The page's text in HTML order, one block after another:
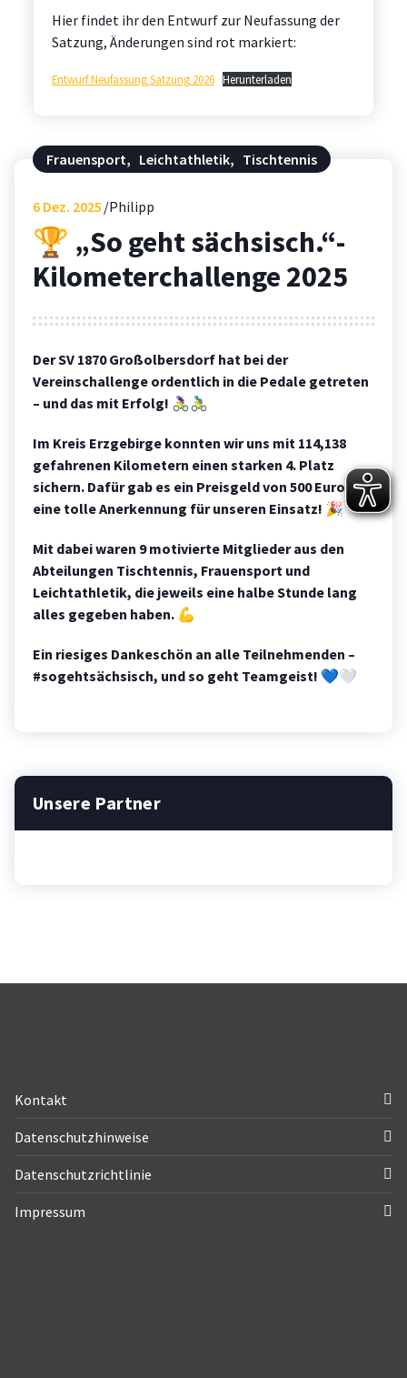
Hier findet ihr den Entwurf zur Neufassung der
Satzung, Änderungen sind rot markiert:
Entwurf Neufassung Satzung 2026 Herunterladen
Frauensport, Leichtathletik, Tischtennis
6 Dez. 2025 Philipp
🏆 „So geht sächsisch.“-
Kilometerchallenge 2025
Der SV 1870 Großolbersdorf hat bei der
Vereinschallenge ordentlich in die Pedale getreten
– und das mit Erfolg! 🚴‍♀️🚴‍♂️
Im Kreis Erzgebirge konnten wir uns mit 114,138
gefahrenen Kilometern einen starken 4. Platz
sichern. Dafür gab es ein Preisgeld von 500 Euro –
eine tolle Anerkennung für unseren Einsatz! 🎉
Mit dabei waren 9 motivierte Mitglieder aus den
Abteilungen Tischtennis, Frauensport und
Leichtathletik, die jeweils eine halbe Stunde lang
alles gegeben haben. 💪
Ein riesiges Dankeschön an alle Teilnehmenden –
#sogehtsächsisch, und so geht Teamgeist! 💙🤍
Unsere Partner
Kontakt
Datenschutzhinweise
Datenschutzrichtlinie
Impressum